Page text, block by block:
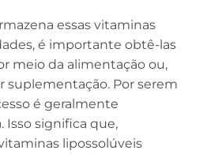
essas vitaminas
é importante obtê-las
meio da alimentação ou,
suplementação. Por serem
é geralmente
Isso significa que,
lipossolúveis